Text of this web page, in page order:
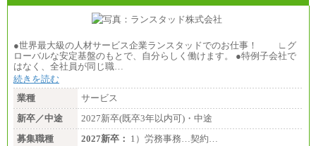
●世界最大級の人材サービス企業ランスタッドでのお仕事！ ∟グ
ローバルな安定基盤のもとで、自分らしく働けます。 ●特例子会社で
はなく、全社員が同じ職…
続きを読む
業種
サービス
新卒／中途
2027新卒(既卒3年以内可)・中途
募集職種
2027新卒： 1）労務事務…契約…